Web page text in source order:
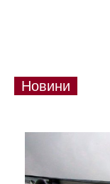
Новини